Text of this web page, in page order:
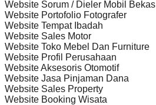
Website Sorum / Dieler Mobil Bekas
Website Portofolio Fotografer
Website Tempat Ibadah
Website Sales Motor
Website Toko Mebel Dan Furniture
Website Profil Perusahaan
Website Aksesoris Otomotif
Website Jasa Pinjaman Dana
Website Sales Property
Website Booking Wisata